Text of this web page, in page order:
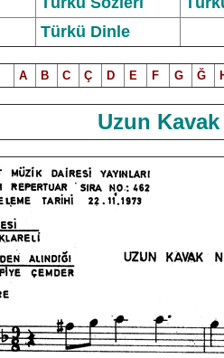
Türkü Dinle
A B C Ç D E F G Ğ
Uzun